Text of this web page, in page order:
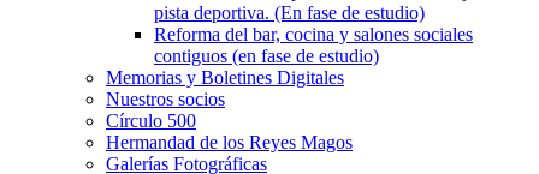
pista deportiva. (En fase de estudio)
Reforma del bar, cocina y salones sociales
contiguos (en fase de estudio)
Memorias y Boletines Digitales
Nuestros socios
Círculo 500
Hermandad de los Reyes Magos
Galerías Fotográficas